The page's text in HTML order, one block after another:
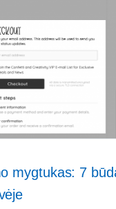
mygtukas: 7